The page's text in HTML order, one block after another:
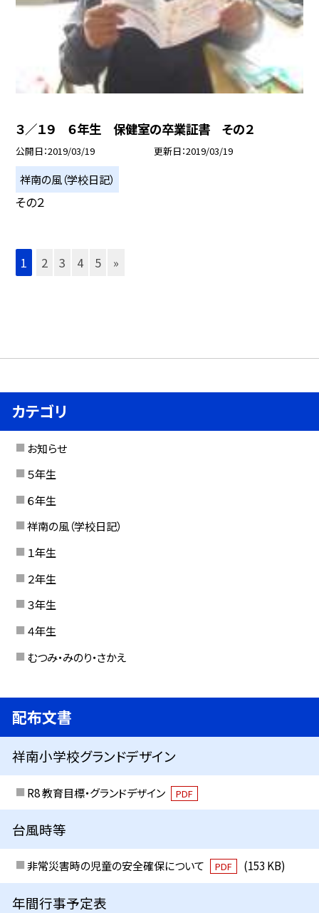
３／１９ ６年生 保健室の卒業証書 その２
公開日 2019/03/19 更新日 2019/03/19
祥南の風（学校日記）
その２
1 2 3 4 5 »
カテゴリ
お知らせ
５年生
６年生
祥南の風（学校日記）
１年生
２年生
３年生
４年生
むつみ・みのり・さかえ
配布文書
祥南小学校グランドデザイン
R8 教育目標・グランドデザイン PDF
台風時等
非常災害時の児童の安全確保について PDF (153 KB)
年間行事予定表